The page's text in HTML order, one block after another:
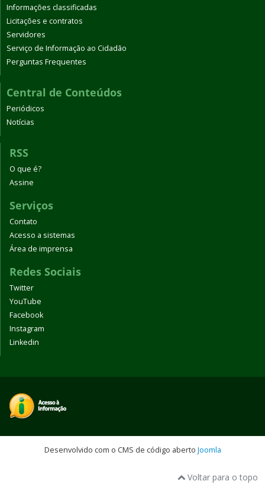
Informações classificadas
Licitações e contratos
Servidores
Serviço de Informação ao Cidadão
Perguntas Frequentes
Central de Conteúdos
Periódicos
Notícias
RSS
O que é?
Assine
Serviços
Contato
Acesso a sistemas
Área de imprensa
Redes Sociais
Twitter
YouTube
Facebook
Instagram
Linkedin
Desenvolvido com o CMS de código aberto Joomla
Voltar para o topo